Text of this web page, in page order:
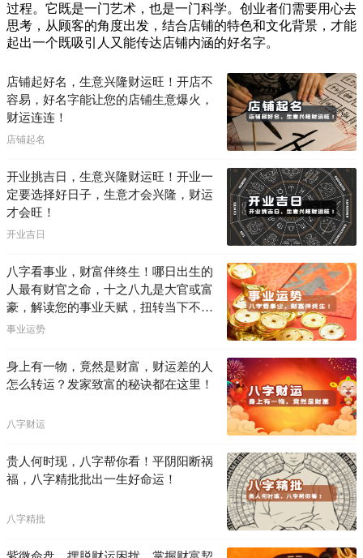
过程。它既是一门艺术，也是一门科学。创业者们需要用心去
思考，从顾客的角度出发，结合店铺的特色和文化背景，才能
起出一个既吸引人又能传达店铺内涵的好名字。
店铺起好名，生意兴隆财运旺！开店不
容易，好名字能让您的店铺生意爆火，
财运连连！
店铺起名
开业挑吉日，生意兴隆财运旺！开业一
定要选择好日子，生意才会兴隆，财运
才会旺！
开业吉日
八字看事业，财富伴终生！哪日出生的
人最有财官之命，十之八九是大官或富
豪，解读您的事业天赋，扭转当下不利
困局！！
事业运势
身上有一物，竟然是财富，财运差的人
怎么转运？发家致富的秘诀都在这里！
八字财运
贵人何时现，八字帮你看！平阴阳断祸
福，八字精批批出一生好命运！
八字精批